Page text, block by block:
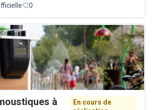
0
à
En cours de